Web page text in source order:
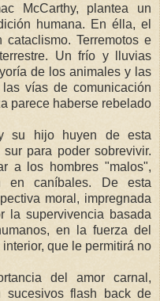
McCarthy, plantea un
humana. En élla, el
Terremotos e
Un frío y lluvias
de los animales y las
vías de comunicación
parece haberse rebelado
su hijo huyen de esta
para poder sobrevivir.
a los hombres "malos",
en caníbales. De esta
moral, impregnada
la supervivencia basada
en la fuerza del
que le permitirá no
del amor carnal,
sucesivos flash back de